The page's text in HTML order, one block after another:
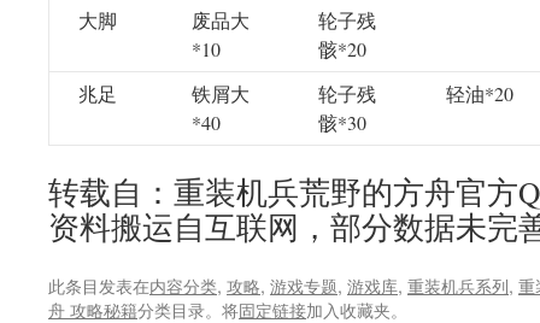
大脚
废品大
*10
轮子残
骸*20
兆足
铁屑大
*40
轮子残
骸*30
轻油*20
转载自：重装机兵荒野的方舟官方
资料搬运自互联网，部分数据未完
此条目发表在内容分类, 攻略, 游戏专题, 游戏库, 重装机兵系列, 重
舟 攻略秘籍分类目录。将固定链接加入收藏夹。